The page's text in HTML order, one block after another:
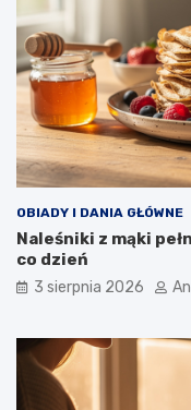
OBIADY I DANIA GŁÓWNE
Naleśniki z mąki
co dzień
3 sierpnia 2026